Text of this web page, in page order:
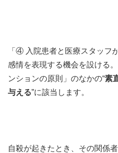
「④ 入院患者と医療スタッフ
感情を表現する機会を設ける
ンションの原則」のなかの“素
与える”に該当します。
自殺が起きたとき、その関係